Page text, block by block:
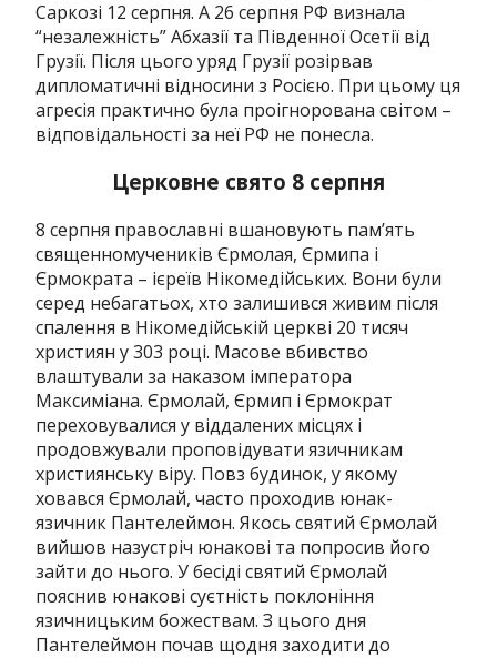
Саркозі 12 серпня.А 26 серпня РФ визнала
“незалежність” Абхазії та Південної Осетії від
Грузії. Після цього уряд Грузії розірвав
дипломатичні відносини з Росією. При цьому ця
агресія практично була проігнорована світом –
відповідальності за неї РФ не понесла.
Церковне свято 8 серпня
8 серпня православні вшановують пам’ять
священномучеників Єрмолая, Єрмипа i
Єрмократа – iєреїв Нiкомедiйських. Вони були
серед небагатьох, хто залишився живим після
спалення в Нікомедійській церкві 20 тисяч
християн у 303 році. Масове вбивство
влаштували за наказом імператора
Максиміана. Єрмолай, Єрмип і Єрмократ
переховувалися у віддалених місцях і
продовжували проповідувати язичникам
християнську віру. Повз будинок, у якому
ховався Єрмолай, часто проходив юнак-
язичник Пантелеймон. Якось святий Єрмолай
вийшов назустріч юнакові та попросив його
зайти до нього. У бесіді святий Єрмолай
пояснив юнакові суєтність поклоніння
язичницьким божествам. З цього дня
Пантелеймон почав щодня заходити до